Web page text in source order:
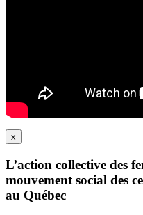
x
L’action collective des
mouvement social des
au Québec